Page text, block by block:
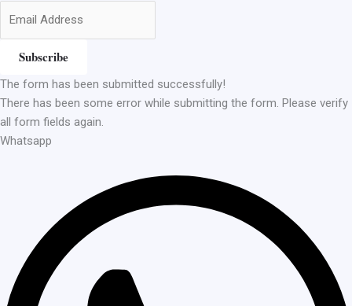
Subscribe
The form has been submitted successfully!
There has been some error while submitting the form. Please verify
all form fields again.
Whatsapp